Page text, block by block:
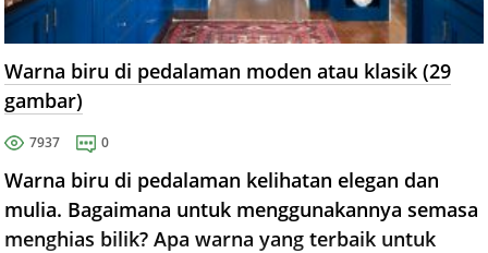
Warna biru di pedalaman moden atau klasik (29
gambar)
7937 0
Warna biru di pedalaman kelihatan elegan dan
mulia. Bagaimana untuk menggunakannya semasa
menghias bilik? Apa warna yang terbaik untuk